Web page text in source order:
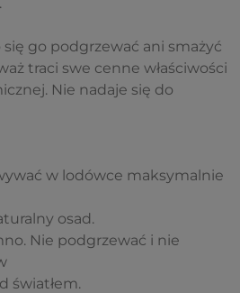
się go podgrzewać ani smażyć
traci swe cenne właściwości
Nie nadaje się do
w lodówce maksymalnie
osad.
Nie podgrzewać i nie
światłem.